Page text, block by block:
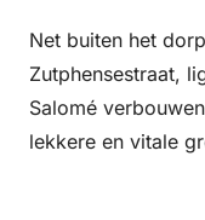
Net buiten het
Zutphensestraat,
Salomé
lekkere en vitale